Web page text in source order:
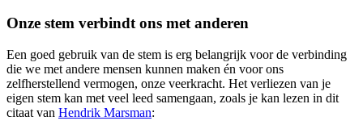
Onze stem verbindt ons met anderen
Een goed gebruik van de stem is erg belangrijk voor de verbinding
die we met andere mensen kunnen maken én voor ons
zelfherstellend vermogen, onze veerkracht. Het verliezen van je
eigen stem kan met veel leed samengaan, zoals je kan lezen in dit
citaat van Hendrik Marsman: